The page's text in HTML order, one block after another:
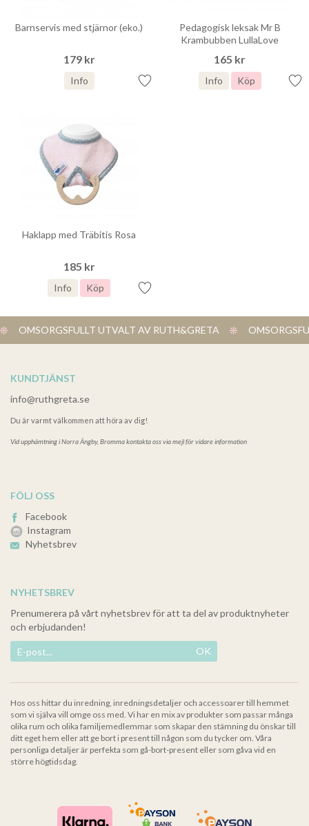
Barnservis med stjärnor (eko.)
179 kr
Info
Pedagogisk leksak Mr B
Krambubben LullaLove
165 kr
Info Köp
Haklapp med Träbitis Rosa
185 kr
Info Köp
OMSORGSFULLT UTVALT AV RUTH&GRETA
KUNDTJÄNST
info@ruthgreta.se
Du är varmt välkommen att höra av dig!
Vid upphämtning iNorra Ängby, Bromma kontakta oss via mejl för vidare information
FÖLJ OSS
Facebook
Instagram
Nyhetsbrev
NYHETSBREV
Prenumerera på vårt nyhetsbrev för att ta del av produktnyheter
och erbjudanden!
OK
Hos oss hittar du inredning, inredningsdetaljer och accessoarer till hemmet
som vi själva vill omge oss med. Vi har en mix av produkter som passar många
olika rum och olika familjemedlemmar som skapar den stämning du önskar till
ditt eget hem eller att ge bort i present till någon som du tycker om. Våra
personliga detaljer är perfekta som gå-bort-present eller som gåva vid en
större högtidsdag.